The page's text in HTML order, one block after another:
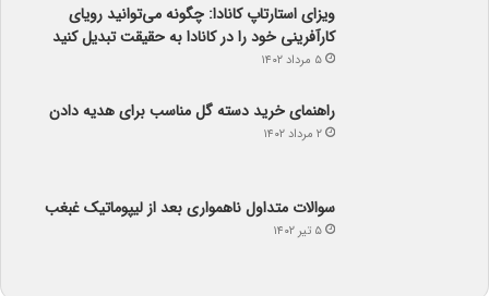
ویزای استارتاپ کانادا: چگونه می‌توانید رویای
کارآفرینی خود را در کانادا به حقیقت تبدیل کنید
۵ مرداد ۱۴۰۲